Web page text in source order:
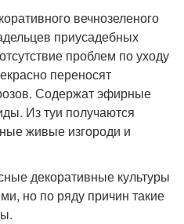
вечнозеленого
приусадебных
проблем по уходу
переносят
Содержат эфирные
Из туи получаются
живые изгороди и
декоративные культуры
но по ряду причин такие